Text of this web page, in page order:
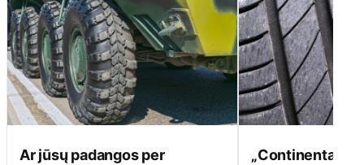
Ar jūsų padangos per
„Continental“